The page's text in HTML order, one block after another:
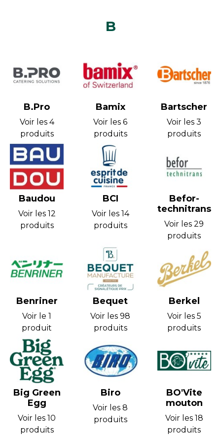
B
B.Pro
Voir les 4
produits
Bamix
Voir les 6
produits
Bartscher
Voir les 3
produits
Baudou
Voir les 12
produits
BCI
Voir les 14
produits
Befor-
technitrans
Voir les 29
produits
Benriner
Voir le 1
produit
Bequet
Voir les 98
produits
Berkel
Voir les 5
produits
Big Green
Egg
Voir les 10
produits
Biro
Voir les 8
produits
BO'Vite
mouton
Voir les 18
produits